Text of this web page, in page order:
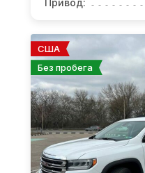
Привод:
США
Без пробега